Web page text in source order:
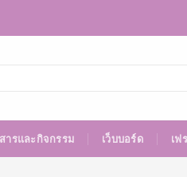
ารและกิจกรรม เว็บบอร์ด เฟ